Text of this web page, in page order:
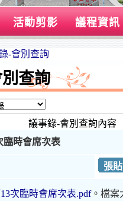
活動剪影 議程資訊
-會別查詢
查詢
議事錄-會別查詢內容
臨時會席次表
張
次臨時會席次表.pdf。檔案